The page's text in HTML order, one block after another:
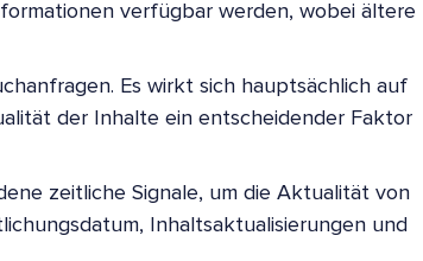
verfügbar werden, wobei ältere
Es wirkt sich hauptsächlich auf
der Inhalte ein entscheidender Faktor
zeitliche Signale, um die Aktualität von
Inhaltsaktualisierungen und